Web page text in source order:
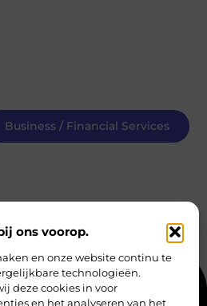
ons voorop.
en onze website continu te
technologieën.
deze cookies in voor
en het analyseren van het
Business / Financial Services
Cookiebeleid (EU)